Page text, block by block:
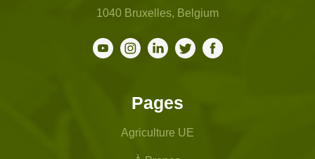
1040 Bruxelles, Belgium
Pages
Agriculture UE